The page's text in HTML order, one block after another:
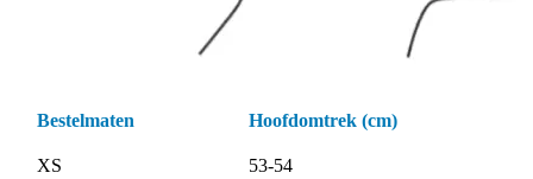
Bestelmaten Hoofdomtrek (cm)
XS
53-54